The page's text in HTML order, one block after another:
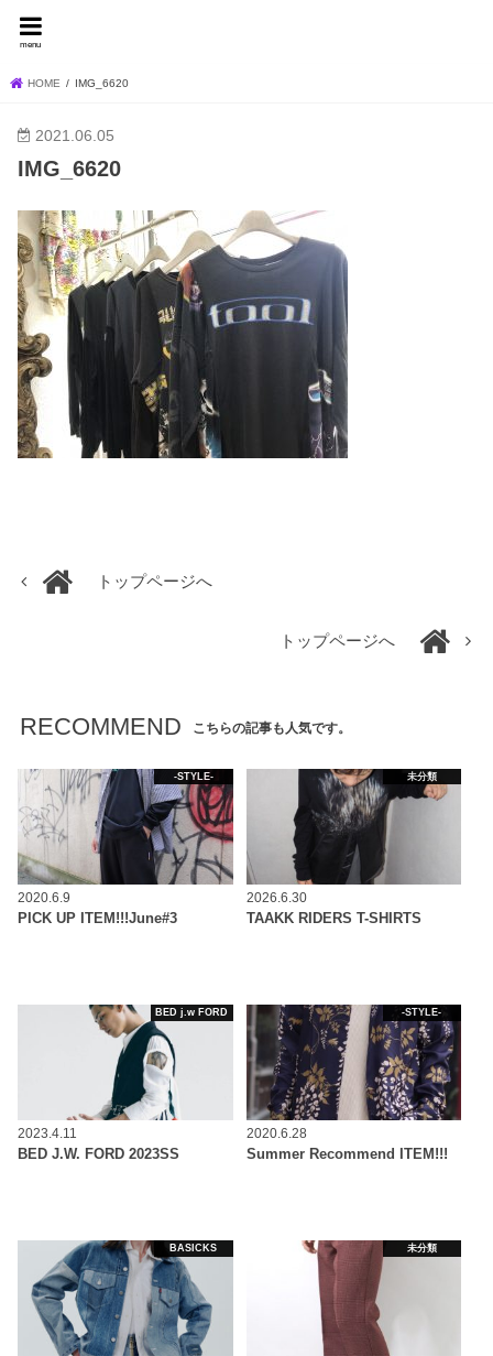
menu
HOME IMG_6620
2021.06.05
IMG_6620
トップページへ
トップページへ
RECOMMEND こちらの記事も人気です。
-STYLE-
2020.6.9
PICK UP ITEM!!!June#3
未分類
2026.6.30
TAAKK RIDERS T-SHIRTS
BED j.w FORD
2023.4.11
BED J.W. FORD 2023SS
-STYLE-
2020.6.28
Summer Recommend ITEM!!!
BASICKS 未分類